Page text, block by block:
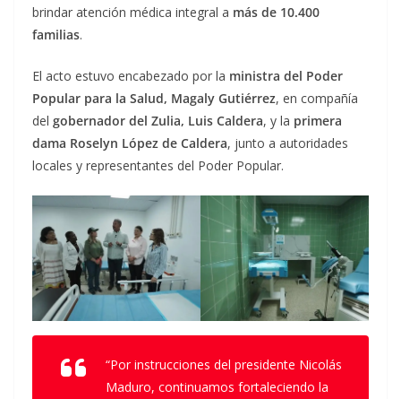
brindar atención médica integral a más de 10.400
familias.
El acto estuvo encabezado por la ministra del Poder
Popular para la Salud, Magaly Gutiérrez, en compañía
del gobernador del Zulia, Luis Caldera, y la primera
dama Roselyn López de Caldera, junto a autoridades
locales y representantes del Poder Popular.
“Por instrucciones del presidente Nicolás
Maduro, continuamos fortaleciendo la